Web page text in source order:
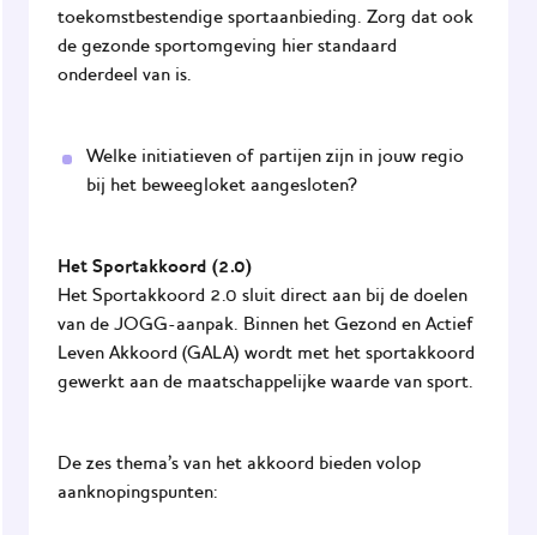
toekomstbestendige sportaanbieding. Zorg dat ook
de gezonde sportomgeving hier standaard
onderdeel van is.
Welke initiatieven of partijen zijn in jouw regio
bij het beweegloket aangesloten?
Het Sportakkoord (2.0)
Het Sportakkoord 2.0 sluit direct aan bij de doelen
van de JOGG-aanpak. Binnen het Gezond en Actief
Leven Akkoord (GALA) wordt met het sportakkoord
gewerkt aan de maatschappelijke waarde van sport.
De zes thema’s van het akkoord bieden volop
aanknopingspunten: